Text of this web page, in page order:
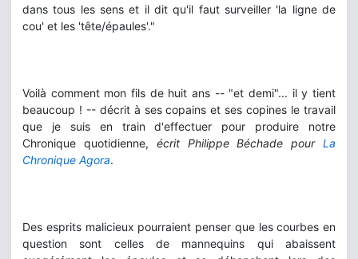
dans tous les sens et il dit qu'il faut surveiller 'la ligne de
cou' et les 'tête/épaules'."
Voilà comment mon fils de huit ans -- "et demi"... il y tient
beaucoup ! -- décrit à ses copains et ses copines le travail
que je suis en train d'effectuer pour produire notre
Chronique quotidienne, écrit Philippe Béchade pourLa
Chronique Agora.
Des esprits malicieux pourraient penser que les courbes en
question sont celles de mannequins qui abaissent